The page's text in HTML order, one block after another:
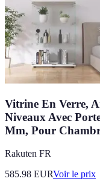
Vitrine En Verre,
Niveaux Avec
Mm, Pour
Rakuten FR
585.98 EURVoir le prix